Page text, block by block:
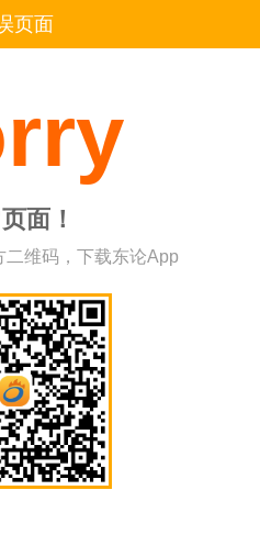
页面
面！
二维码，下载东论App